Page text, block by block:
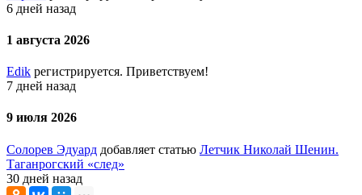
6 дней назад
1 августа 2026
Edik регистрируется. Приветствуем!
7 дней назад
9 июля 2026
Солорев Эдуард добавляет статью Летчик Николай Шенин.
Таганрогский «след»
30 дней назад